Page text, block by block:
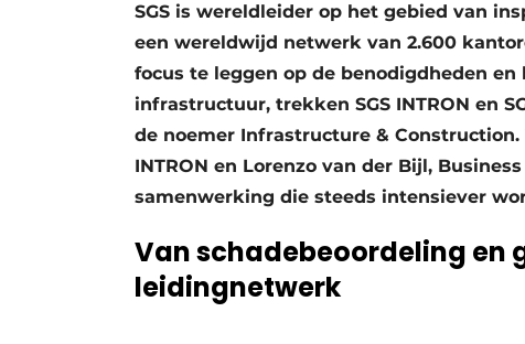
SGS is wereldleider op het gebied van
een wereldwijd netwerk van 2.600
focus te leggen op de benodigdheden
infrastructuur, trekken SGS INTRON en
de noemer Infrastructure &
INTRON en Lorenzo van der Bijl,
samenwerking die steeds intensiever
Van schadebeoordeling en
leidingnetwerk